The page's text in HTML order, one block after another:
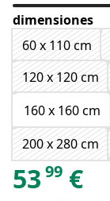
dimensiones
60 x 110 cm
120 x 120 cm
160 x 160 cm
200 x 280 cm
53 99 €